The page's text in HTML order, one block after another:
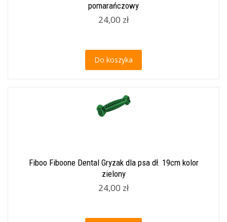
pomarańczowy
24,00 zł
Do koszyka
Fiboo Fiboone Dental Gryzak dla psa dł. 19cm kolor
zielony
24,00 zł